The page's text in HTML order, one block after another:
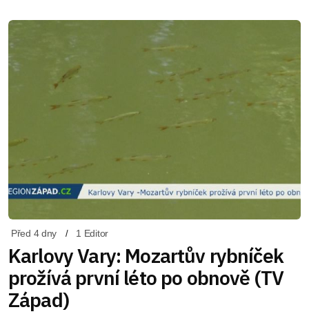
Před 4 dny 1 Editor
Karlovy Vary: Mozartův rybníček
prožívá první léto po obnově (TV
Západ)